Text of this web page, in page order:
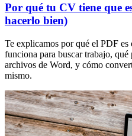
Por qué tu CV tiene que
hacerlo bien)
Te explicamos por qué el PDF
funciona para buscar trabajo, qué
archivos de Word, y cómo
mismo.